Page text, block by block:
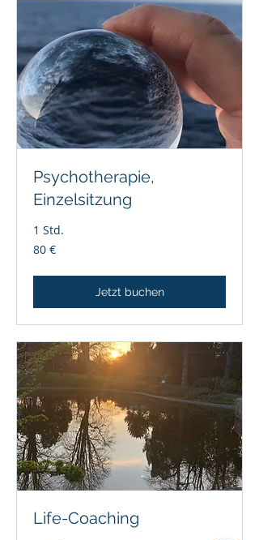
Psychotherapie,
Einzelsitzung
1 Std.
80
Euro
80 €
Jetzt buchen
Life-Coaching